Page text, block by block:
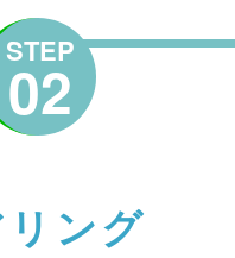
STEP
02
リング